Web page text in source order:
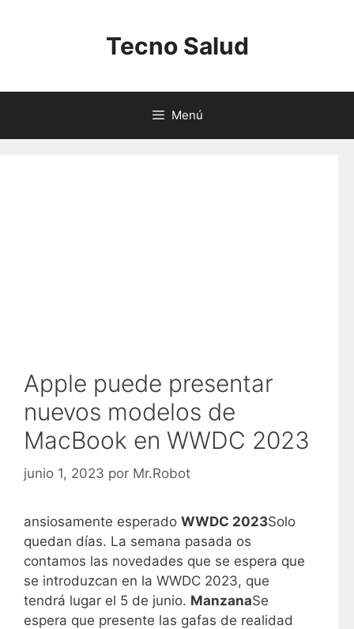
Tecno Salud
Menú
Apple puede presentar
nuevos modelos de
MacBook en WWDC 2023
junio 1, 2023 por Mr.Robot
ansiosamente esperado WWDC 2023Solo
quedan días. La semana pasada os
contamos las novedades que se espera que
se introduzcan en la WWDC 2023, que
tendrá lugar el 5 de junio. ManzanaSe
espera que presente las gafas de realidad